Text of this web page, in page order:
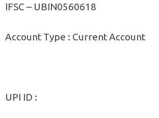
IFSC – UBIN0560618
Account Type : Current Account
UPI ID :